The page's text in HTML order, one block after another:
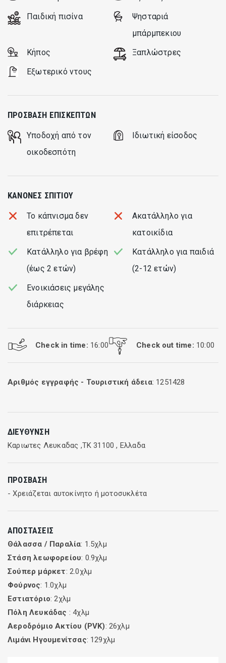
Παιδική πισίνα
Ψησταριά
μπάρμπεκιου
Κήπος
Ξαπλώστρες
Εξωτερικό ντους
ΠΡΌΣΒΑΣΗ ΕΠΙΣΚΕΠΤΏΝ
Υποδοχή από τον
οικοδεσπότη
Ιδιωτική είσοδος
ΚΑΝΌΝΕΣ ΣΠΙΤΙΟΎ
Το κάπνισμα δεν
επιτρέπεται
Ακατάλληλο για
κατοικίδια
Κατάλληλο για βρέφη
(έως 2 ετών)
Κατάλληλο για παιδιά
(2-12 ετών)
Ενοικιάσεις μεγάλης
διάρκειας
Check in time: 16:00 Check out time: 10:00
Αριθμός εγγραφής - Τουριστική άδεια: 1251428
ΔΙΕΎΘΥΝΣΗ
Καριωτες Λευκαδας ,ΤΚ 31100 , Ελλαδα
ΠΡΌΣΒΑΣΗ
- Χρειάζεται αυτοκίνητο ή μοτοσυκλέτα
ΑΠΟΣΤΆΣΕΙΣ
Θάλασσα / Παραλία: 1.5χλμ
Στάση λεωφορείου: 0.9χλμ
Σούπερ μάρκετ: 2.0χλμ
Φούρνος: 1.0χλμ
Εστιατόριο: 2χλμ
Πόλη Λευκάδας : 4χλμ
Αεροδρόμιο Ακτίου (PVK): 26χλμ
Λιμάνι Ηγουμενίτσας: 129χλμ